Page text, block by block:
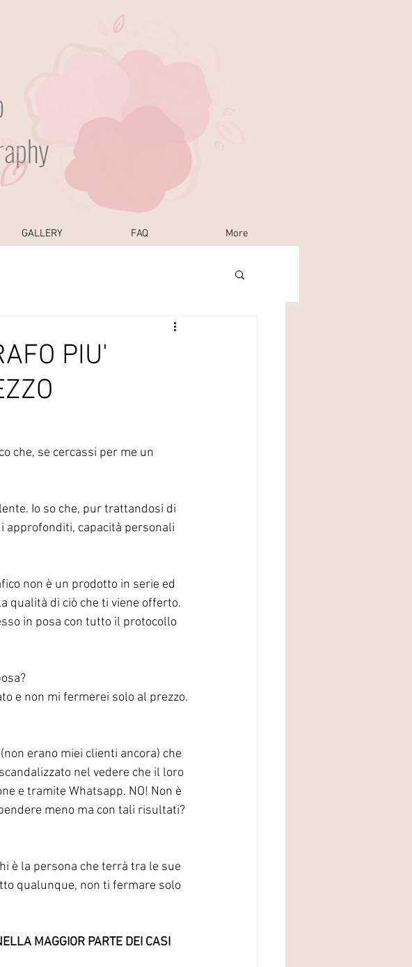
GALLERY FAQ More
PIU'
che, se cercassi per me un
Io so che, pur trattandosi di
approfonditi, capacità personali
non è un prodotto in serie ed
qualità di ciò che ti viene offerto.
in posa con tutto il protocollo
e non mi fermerei solo al prezzo.
erano miei clienti ancora) che
nel vedere che il loro
e tramite Whatsapp. NO! Non è
meno ma con tali risultati?
è la persona che terrà tra le sue
qualunque, non ti fermare solo
MAGGIOR PARTE DEI CASI